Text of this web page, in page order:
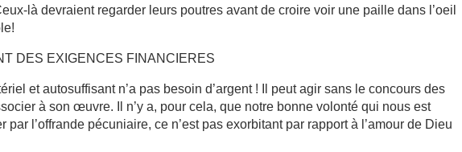
là devraient regarder leurs poutres avant de croire voir une paille dans l’oeil
DES EXIGENCES FINANCIERES
et autosuffisant n’a pas besoin d’argent ! Il peut agir sans le concours des
à son œuvre. Il n’y a, pour cela, que notre bonne volonté qui nous est
l’offrande pécuniaire, ce n’est pas exorbitant par rapport à l’amour de Dieu